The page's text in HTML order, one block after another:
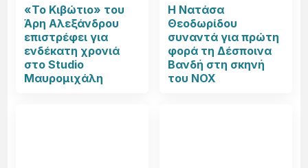
«Το Κιβώτιο» του
Άρη Αλεξάνδρου
επιστρέφει για
ενδέκατη χρονιά
στο Studio
Μαυρομιχάλη
Η Νατάσα
Θεοδωρίδου
συναντά για πρώτη
φορά τη Δέσποινα
Βανδή στη σκηνή
του NOX